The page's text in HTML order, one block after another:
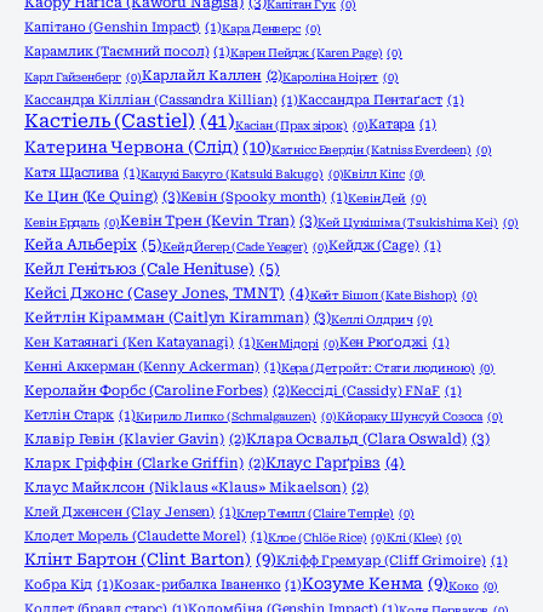
Капітан Гук (0)
Капітано (Genshin Impact) (1)Кара Денверс (0)
Карамлик (Таємний посол) (1)Карен Пейдж (Karen Page) (0)
Карл Гайзенберг (0)Карлайл Каллен (2)Кароліна Ноірет (0)
Кассандра Кілліан (Cassandra Killian) (1)Кассандра Пентаґаст (1)
Кастіель (Castiel) (41)Касіан (Прах зірок) (0)Катара (1)
Катерина Червона (Слід) (10)Катнісс Евердін (Katniss Everdeen) (0)
Катя Щаслива (1)Кацукі Бакуго (Katsuki Bakugo) (0)Квілл Кіпс (0)
Ке Цин (Ke Quing) (3)Кевін (Spooky month) (1)Кевін Дей (0)
Кевін Ердаль (0)Кевін Трен (Kevin Tran) (3)Кей Цукішіма (Tsukishima Kei) (0)
Кейа Альберіх (5)Кейд Йегер (Cade Yeager) (0)Кейдж (Cage) (1)
Кейл Генітьюз (Cale Henituse) (5)
Кейсі Джонс (Casey Jones, TMNT) (4)Кейт Бішоп (Kate Bishop) (0)
Кейтлін Кірамман (Caitlyn Kiramman) (3)Келлі Олдрич (0)
Кен Катаянаґі (Ken Katayanagi) (1)Кен Мідорі (0)Кен Рюґоджі (1)
Кенні Аккерман (Kenny Ackerman) (1)Кера (Детройт: Стати людиною) (0)
Керолайн Форбс (Caroline Forbes) (2)Кессіді (Cassidy) FNaF (1)
Кетлін Старк (1)Кирило Липко (Schmalgauzen) (0)Кйораку Шунсуй Созоса (0)
Клавір Гевін (Klavier Gavin) (2)Клара Освальд (Clara Oswald) (3)
Кларк Гріффін (Clarke Griffin) (2)Клаус Гарґрівз (4)
Клаус Майклсон (Niklaus «Klaus» Mikaelson) (2)
Клей Дженсен (Clay Jensen) (1)Клер Темпл (Claire Temple) (0)
Клодет Морель (Claudette Morel) (1)Клое (Chlöe Rice) (0)Клі (Klee) (0)
Клінт Бартон (Clint Barton) (9)Кліфф Гремуар (Cliff Grimoire) (1)
Кобра Кід (1)Козак-рибалка Іваненко (1)Козуме Кенма (9)Коко (0)
Коллет (бравл старс) (1)Коломбіна (Genshin Impact) (1)